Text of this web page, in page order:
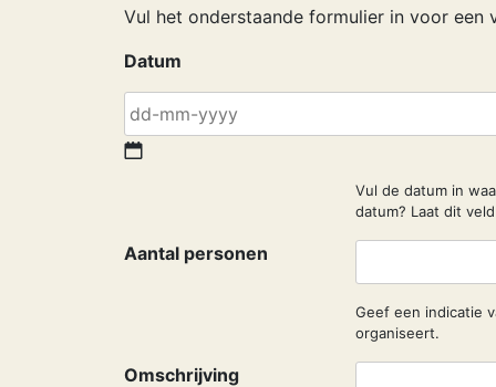
Vul het onderstaande formulier in voor een
Datum
DD
JJJJ
Vul de datum in
datum? Laat dit
Aantal personen
Geef een indicatie
organiseert.
Omschrijving